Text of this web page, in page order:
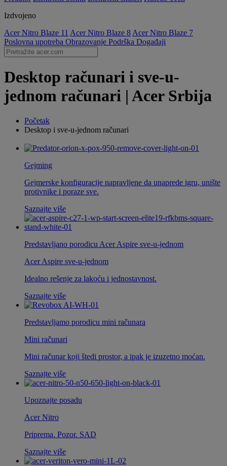
Izdvojeno
Acer Nitro Blaze 11 Acer Nitro Blaze 8 Acer Nitro Blaze 7
Poslovna upotreba Obrazovanje Podrška Događaji
Desktop računari i sve-u-
jednom računari | Acer Srbija
Početak
Desktop i sve-u-jednom računari
Gejming
Gejmerske konfiguracije napravljene da unaprede igru, unište
protivnike i poraze sve.
Saznajte više
Predstavljano porodicu Acer Aspire sve-u-jednom
Acer Aspire sve-u-jednom
Idealno rešenje za lakoću i jednostavnost.
Saznajte više
Predstavljamo porodicu mini računara
Mini računari
Mini računar koji štedi prostor, a ipak je izuzetno moćan.
Saznajte više
Upoznajte posadu
Acer Nitro
Priprema. Pozor. SAD
Saznajte više